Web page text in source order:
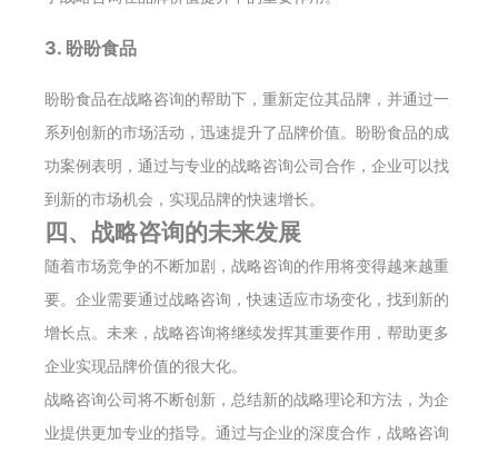
3. 盼盼食品
盼盼食品在战略咨询的帮助下，重新定位其品牌，并通过一
系列创新的市场活动，迅速提升了品牌价值。盼盼食品的成
功案例表明，通过与专业的战略咨询公司合作，企业可以找
到新的市场机会，实现品牌的快速增长。
四、战略咨询的未来发展
随着市场竞争的不断加剧，战略咨询的作用将变得越来越重
要。企业需要通过战略咨询，快速适应市场变化，找到新的
增长点。未来，战略咨询将继续发挥其重要作用，帮助更多
企业实现品牌价值的很大化。
战略咨询公司将不断创新，总结新的战略理论和方法，为企
业提供更加专业的指导。通过与企业的深度合作，战略咨询